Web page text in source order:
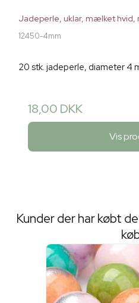
Jadeperle, uklar, mælket hvid,
12450-4mm
20 stk. jadeperle, diameter 4
18,00 DKK
Vis
Kunder der har købt